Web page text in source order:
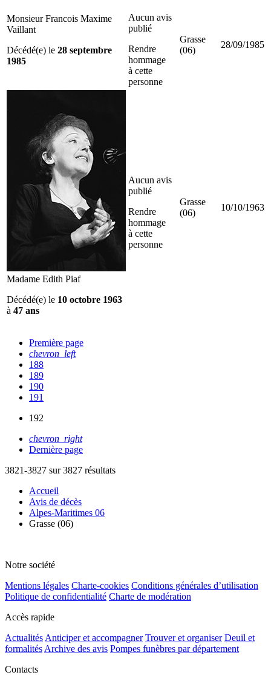
Monsieur Francois Maxime
Vaillant
Décédé(e) le 28 septembre
1985
Aucun avis
publié
Rendre
hommage
à cette
personne
Grasse
(06)
28/09/1985
Madame Edith Piaf
Décédé(e) le 10 octobre 1963
à 47 ans
Aucun avis
publié
Rendre
hommage
à cette
personne
Grasse
(06)
10/10/1963
Première page
chevron_left
188
189
190
191
192
chevron_right
Dernière page
3821-3827 sur 3827 résultats
Accueil
Avis de décès
Alpes-Maritimes 06
Grasse (06)
Notre société
Mentions légales Charte-cookies Conditions générales d’utilisation
Politique de confidentialité Charte de modération
Accès rapide
Actualités Anticiper et accompagner Trouver et organiser Deuil et
formalités Archive des avis Pompes funèbres par département
Contacts